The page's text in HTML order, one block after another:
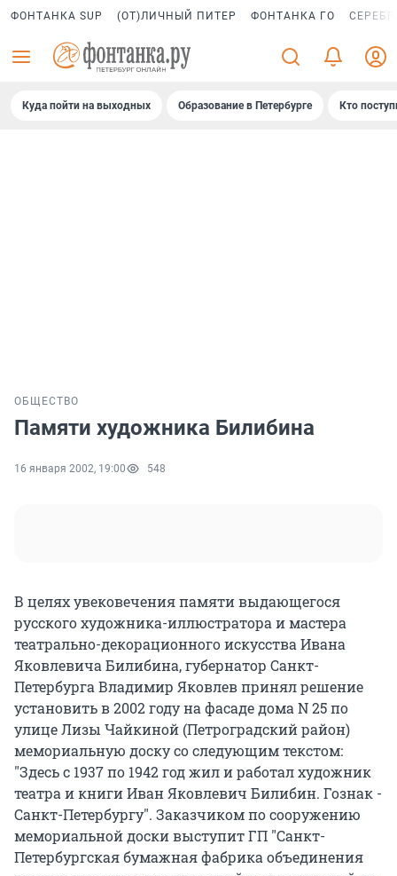
ФОНТАНКА SUP (ОТ)ЛИЧНЫЙ ПИТЕР ФОНТАНКА ГО
Куда пойти на выходных Образование в Петербурге Кто
ОБЩЕСТВО
Памяти художника Билибина
16 января 2002, 19:00 548
В целях увековечения памяти выдающегося
русского художника-иллюстратора и мастера
театрально-декорационного искусства Ивана
Яковлевича Билибина, губернатор Санкт-
Петербурга Владимир Яковлев принял решение
установить в 2002 году на фасаде дома N 25 по
улице Лизы Чайкиной (Петроградский район)
мемориальную доску со следующим текстом:
"Здесь с 1937 по 1942 год жил и работал художник
театра и книги Иван Яковлевич Билибин. Гознак -
Санкт-Петербургу". Заказчиком по сооружению
мемориальной доски выступит ГП "Санкт-
Петербургская бумажная фабрика объединения